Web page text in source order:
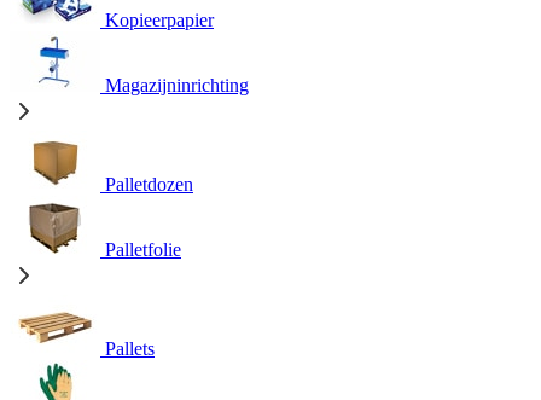
Kopieerpapier
Magazijninrichting
Palletdozen
Palletfolie
Pallets